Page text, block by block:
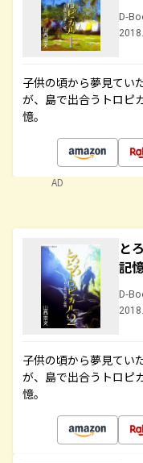
D-
子供の頃から夢見てい
が、島で出合うトロピ
憶。
AD
と
記
D-
子供の頃から夢見てい
が、島で出合うトロピ
憶。